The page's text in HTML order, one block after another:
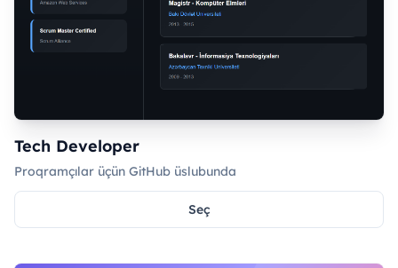
Tech Developer
Proqramçılar üçün GitHub üslubunda
Seç